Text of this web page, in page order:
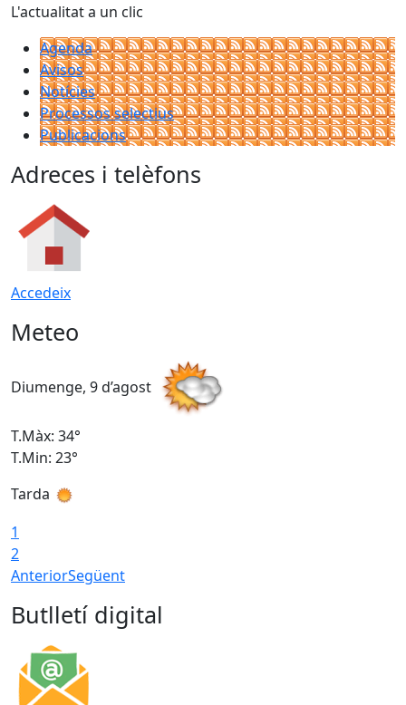
L'actualitat a un clic
Agenda
Avisos
Notícies
Processos selectius
Publicacions
Adreces i telèfons
Accedeix
Meteo
Diumenge, 9 d’agost
T.Màx: 34°
T.Min: 23°
Tarda
1
2
AnteriorSegüent
Butlletí digital